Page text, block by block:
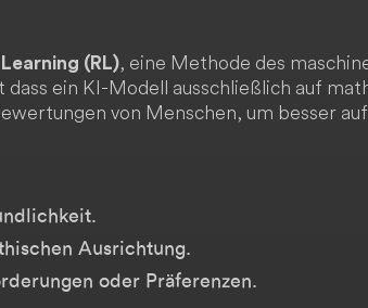
(RL), eine Methode des
dass ein KI-Modell ausschließlich auf
von Menschen, um besser
Ausrichtung.
oder Präferenzen.